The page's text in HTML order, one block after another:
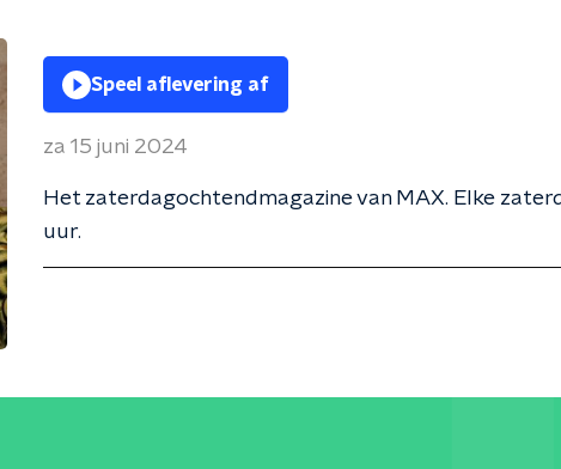
Speel aflevering af
za 15 juni 2024
Het zaterdagochtendmagazine van MAX. Elke
uur.